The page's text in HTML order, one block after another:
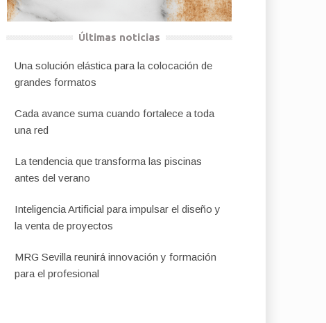
Últimas noticias
Una solución elástica para la colocación de
grandes formatos
Cada avance suma cuando fortalece a toda
una red
La tendencia que transforma las piscinas
antes del verano
Inteligencia Artificial para impulsar el diseño y
la venta de proyectos
MRG Sevilla reunirá innovación y formación
para el profesional